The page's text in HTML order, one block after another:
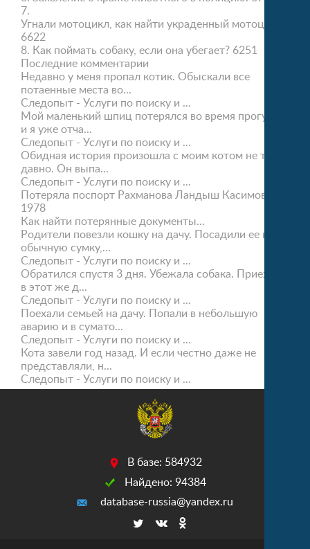
7.
Угнали мотоцикл, как найти украденный мотоцикл?
6622
8. Как поймать собаку, если она убегает? 6251
Последние комментарии
Недавно у меня пропал котик. Обыскали все
потаенные места во...
Следопыт - Услуги по поиску и ...
Мой маленький шпиц потерялся во время прогулки,
и я уже отча...
Следопыт - Услуги по поиску и ...
Обидная история произошла с моим котом не так
давно. Он выпа...
Следопыт - Услуги по поиску и ...
Потеряла поспорт Рахманова Ландыш Касимовна
1978
Как найти потерянные документы...
Родители повезли кошку на дачу. Посадили ее в
обычную сумку,...
Следопыт - Услуги по поиску и ...
Обратился спустя 3 дня. Убежала собака. Приехали
в этот же д...
Следопыт - Услуги по поиску и ...
Поехали семьей на дачу. Попали в небольшую
аварию и в сумато...
Следопыт - Услуги по поиску и ...
Кота завели год назад. И если честно даже не
представляли, н...
Следопыт - Услуги по поиску и ...
В базе: 584932
Найдено: 94384
database-russia@yandex.ru